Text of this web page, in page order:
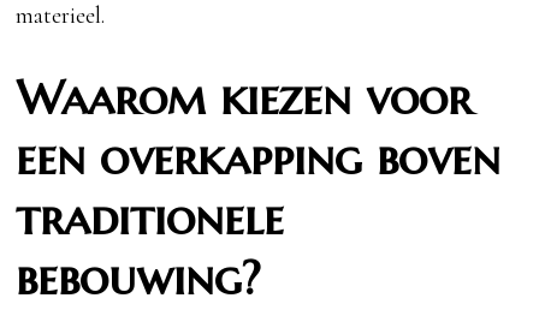
materieel.
Waarom kiezen voor
een overkapping boven
traditionele
bebouwing?